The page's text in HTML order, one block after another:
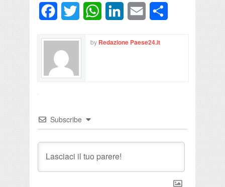
FacebookTwitter WhatsAppLinkedInEmail
by Redazione Paese24.it
Subscribe